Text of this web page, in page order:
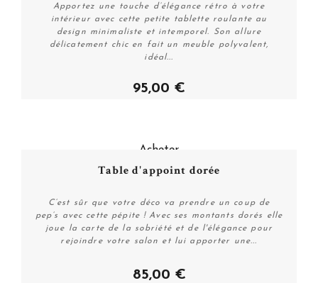
Acheter
Apportez une touche d’élégance rétro à votre
intérieur avec cette petite tablette roulante au
design minimaliste et intemporel. Son allure
délicatement chic en fait un meuble polyvalent,
idéal...
95,00 €
Acheter
Table d'appoint dorée
C’est sûr que votre déco va prendre un coup de
pep’s avec cette pépite ! Avec ses montants dorés elle
joue la carte de la sobriété et de l'élégance pour
rejoindre votre salon et lui apporter une...
85,00 €